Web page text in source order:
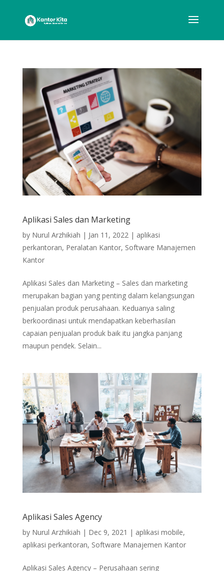
Aplikasi Sales dan Marketing
by Nurul Arzhikiah | Jan 11, 2022| aplikasi
perkantoran, Peralatan Kantor, Software Manajemen
Kantor
Aplikasi Sales dan Marketing – Sales dan marketing
merupakan bagian yang penting dalam kelangsungan
penjualan produk perusahaan. Keduanya saling
berkoordinasi untuk mendapatkan keberhasilan
capaian penjualan produk baik itu jangka panjang
maupun pendek. Selain...
Aplikasi Sales Agency
by Nurul Arzhikiah | Dec 9, 2021 | aplikasi mobile,
aplikasi perkantoran, Software Manajemen Kantor
Aplikasi Sales Agency – Perusahaan sering